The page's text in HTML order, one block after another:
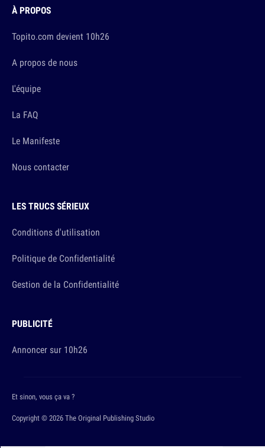
À PROPOS
Topito.com devient 10h26
A propos de nous
L'équipe
La FAQ
Le Manifeste
Nous contacter
LES TRUCS SÉRIEUX
Conditions d'utilisation
Politique de Confidentialité
Gestion de la Confidentialité
PUBLICITÉ
Annoncer sur 10h26
Copyright © 2026 The Original Publishing Studio
Et sinon, vous ça va ?